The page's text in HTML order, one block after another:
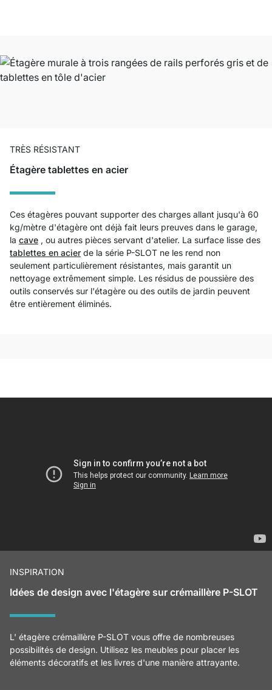
TRÈS RÉSISTANT
Étagère tablettes en acier
Ces étagères pouvant supporter des charges allant jusqu'à 60
kg/mètre d'étagère ont déjà fait leurs preuves dans le garage,
la cave , ou autres pièces servant d'atelier. La surface lisse des
tablettes en acier de la série P-SLOT ne les rend non
seulement particulièrement résistantes, mais garantit un
nettoyage extrêmement simple. Les résidus de poussière des
outils conservés sur l'étagère ou des outils de jardin peuvent
être entièrement éliminés.
INSPIRATION
Idées de design avec l'étagère sur crémaillère P-SLOT
L' étagère crémaillère P-SLOT vous offre de nombreuses
possibilités de design. Utilisez les meubles pour placer les
éléments décoratifs et les livres d'une manière attrayante.